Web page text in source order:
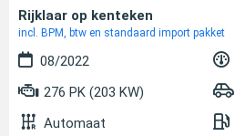
Rijklaar op kenteken
incl. BPM, btw en standaard import pakket
08/2022
276 PK (203 KW)
Automaat